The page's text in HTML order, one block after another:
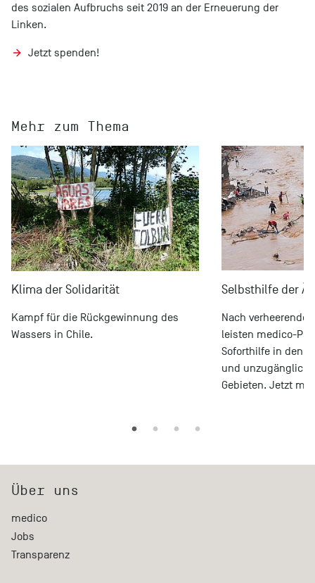
des sozialen Aufbruchs seit 2019 an der Erneuerung der
Linken.
Jetzt spenden!
Mehr zum Thema
Klima der Solidarität
Kampf für die Rückgewinnung des
Wassers in Chile.
Selbsthilfe der
Nach
leisten medico-
Soforthilfe in den
und
Gebieten. Jetzt
Über uns
medico
Jobs
Transparenz